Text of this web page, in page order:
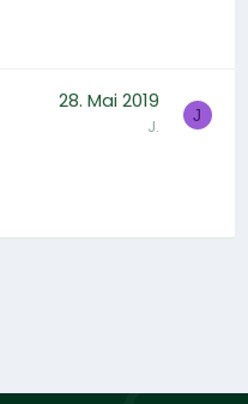
28. Mai 2019
J. J